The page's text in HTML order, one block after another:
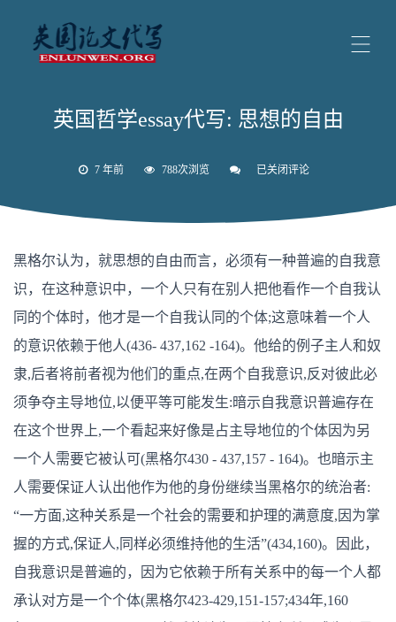
英国哲学essay代写: 思想的自由
7 年前 788次浏览
英
写:
想
自
由
已关闭评论
黑格尔认为，就思想的自由而言，必须有一种普遍的自我意
识，在这种意识中，一个人只有在别人把他看作一个自我认
同的个体时，他才是一个自我认同的个体;这意味着一个人
的意识依赖于他人(436- 437,162 -164)。他给的例子主人和奴
隶,后者将前者视为他们的重点,在两个自我意识,反对彼此必
须争夺主导地位,以便平等可能发生:暗示自我意识普遍存在
在这个世界上,一个看起来好像是占主导地位的个体因为另
一个人需要它被认可(黑格尔430 - 437,157 - 164)。也暗示主
人需要保证人认出他作为他的身份继续当黑格尔的统治者:
“一方面,这种关系是一个社会的需要和护理的满意度,因为掌
握的方式,保证人,同样必须维持他的生活”(434,160)。因此，
自我意识是普遍的，因为它依赖于所有关系中的每一个人都
承认对方是一个个体(黑格尔423-429,151-157;434年,160